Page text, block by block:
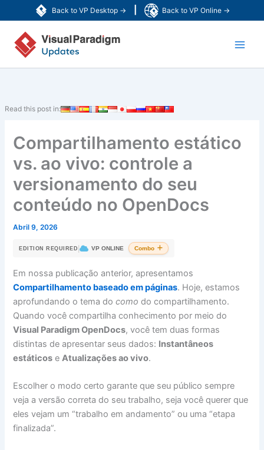
Back to VP Desktop → Back to VP Online →
to
content
Read this post in:
Compartilhamento estático
vs. ao vivo: controle a
versionamento do seu
conteúdo no OpenDocs
Abril 9, 2026
EDITION REQUIRED | VP ONLINE Combo
Em nossa publicação anterior, apresentamos
Compartilhamento baseado em páginas. Hoje, estamos
aprofundando o tema docomo do compartilhamento.
Quando você compartilha conhecimento por meio do
Visual Paradigm OpenDocs, você tem duas formas
distintas de apresentar seus dados: Instantâneos
estáticos eAtualizações ao vivo.
Escolher o modo certo garante que seu público sempre
veja a versão correta do seu trabalho, seja você querer que
eles vejam um “trabalho em andamento” ou uma “etapa
finalizada”.